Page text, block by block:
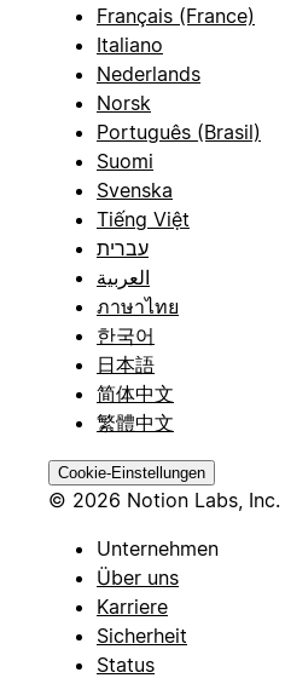
Français (France)
Italiano
Nederlands
Norsk
Português (Brasil)
Suomi
Svenska
Tiếng Việt
עברית
العربية
ภาษาไทย
한국어
日本語
简体中文
繁體中文
Cookie-Einstellungen
© 2026 Notion Labs, Inc.
Unternehmen
Über uns
Karriere
Sicherheit
Status